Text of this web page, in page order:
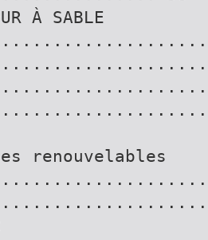
À SABLE
renouvelables